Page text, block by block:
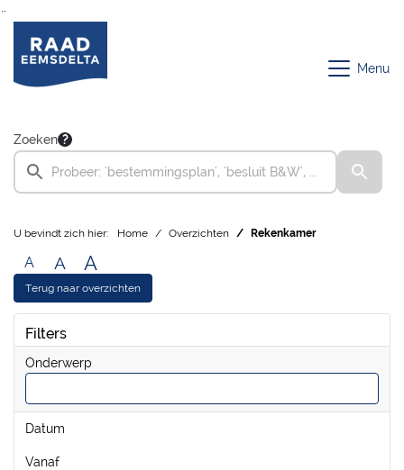
Ga naar de inhoud van deze pagina
Ga naar het zoeken
Ga naar het menu
Menu
Zoeken
U bevindt zich hier: Home Overzichten Rekenkamer
A A A
Terug naar overzichten
Filters
Onderwerp
Datum
vanaf